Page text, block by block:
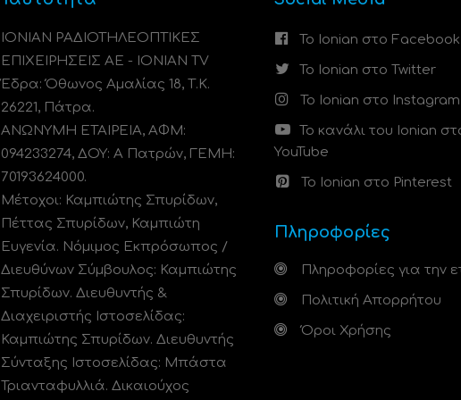
ΙΟΝΙΑΝ ΡΑΔΙΟΤΗΛΕΟΠΤΙΚΕΣ
ΕΠΙΧΕΙΡΗΣΕΙΣ ΑΕ - IONIAN TV
Έδρα: Όθωνος Αμαλίας 18, Τ.Κ.
26221, Πάτρα.
ΑΝΩΝΥΜΗ ΕΤΑΙΡΕΙΑ, ΑΦΜ:
094233274, ΔΟΥ: A Πατρών, ΓΕΜΗ:
70193624000.
Μέτοχοι: Καμπιώτης Σπυρίδων,
Πέττας Σπυρίδων, Καμπιώτη
Ευγενία. Νόμιμος Εκπρόσωπος /
Διευθύνων Σύμβουλος: Καμπιώτης
Σπυρίδων. Διευθυντής &
Διαχειριστής Ιστοσελίδας:
Καμπιώτης Σπυρίδων. Διευθυντής
Σύνταξης Ιστοσελίδας: Μπάστα
Τριανταφυλλιά. Δικαιούχος
Το Ionian στο Facebook
Το Ionian στο Twitter
Το Ionian στο Instagram
Το κανάλι του Ionian
YouTube
Το Ionian στο Pinterest
Πληροφορίες
Πληροφορίες για την
Πολιτική Απορρήτου
Όροι Χρήσης